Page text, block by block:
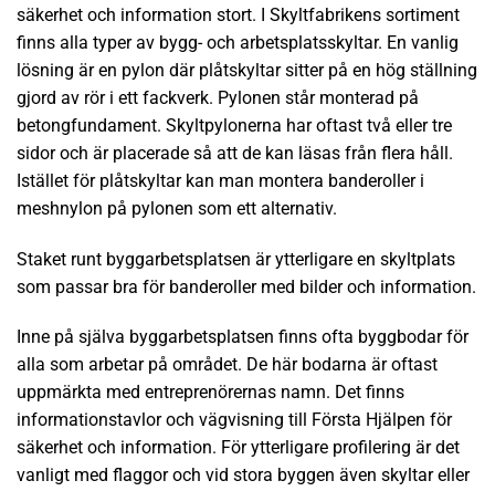
säkerhet och information stort. I Skyltfabrikens sortiment
finns alla typer av bygg- och arbetsplatsskyltar. En vanlig
lösning är en pylon där plåtskyltar sitter på en hög ställning
gjord av rör i ett fackverk. Pylonen står monterad på
betongfundament. Skyltpylonerna har oftast två eller tre
sidor och är placerade så att de kan läsas från flera håll.
Istället för plåtskyltar kan man montera banderoller i
meshnylon på pylonen som ett alternativ.
Staket runt byggarbetsplatsen är ytterligare en skyltplats
som passar bra för banderoller med bilder och information.
Inne på själva byggarbetsplatsen finns ofta byggbodar för
alla som arbetar på området. De här bodarna är oftast
uppmärkta med entreprenörernas namn. Det finns
informationstavlor och vägvisning till Första Hjälpen för
säkerhet och information. För ytterligare profilering är det
vanligt med flaggor och vid stora byggen även skyltar eller